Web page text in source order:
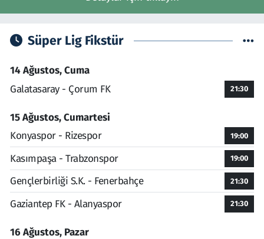
Süper Lig Fikstür
14 Ağustos, Cuma
Galatasaray - Çorum FK
21:30
15 Ağustos, Cumartesi
Konyaspor - Rizespor
19:00
Kasımpaşa - Trabzonspor 19:00
Gençlerbirliği S.K. - Fenerbahçe 21:30
Gaziantep FK - Alanyaspor 21:30
16 Ağustos, Pazar